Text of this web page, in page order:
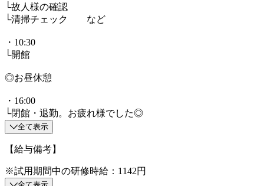
└故人様の確認
└清掃チェック など
・10:30
└開館
◎お昼休憩
・16:00
└閉館・退勤。お疲れ様でした◎
全て表示
【給与備考】
※試用期間中の研修時給：1142円